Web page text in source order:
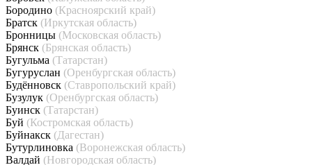
Бородино (Красноярский край)
Братск (Иркутская область)
Бронницы (Московская область)
Брянск (Брянская область)
Бугульма (Татарстан)
Бугуруслан (Оренбургская область)
Будённовск (Ставропольский край)
Бузулук (Оренбургская область)
Буинск (Татарстан)
Буй (Костромская область)
Буйнакск (Дагестан)
Бутурлиновка (Воронежская область)
Валдай (Новгородская область)